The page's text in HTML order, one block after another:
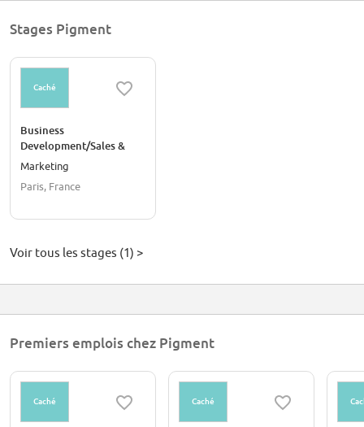
Stages Pigment
Caché
Business
Development/Sales &
Growth Marketing North
Internship)
Marketing
Paris, France
Voir tous les stages (1) >
Premiers emplois chez Pigment
Caché Caché